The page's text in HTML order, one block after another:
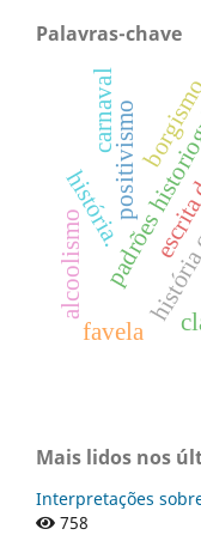
Palavras-chave
padrões
positivismo
favela
história.
alcoolismo
carnaval
Mais lidos nos
Interpretações
758